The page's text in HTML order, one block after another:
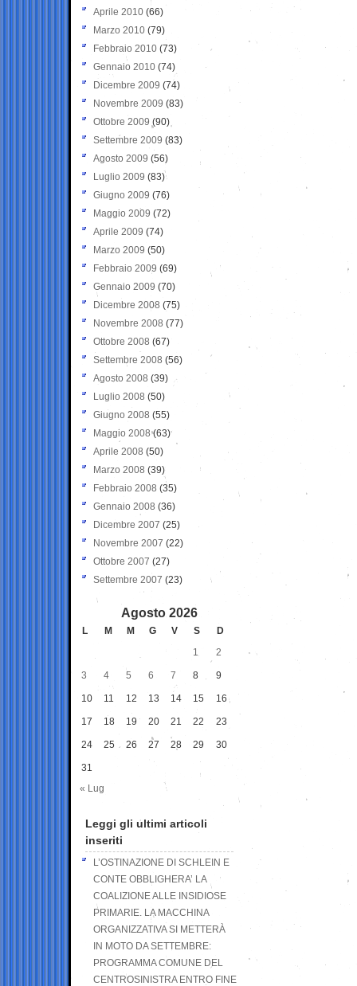
Aprile 2010 (66)
Marzo 2010 (79)
Febbraio 2010 (73)
Gennaio 2010 (74)
Dicembre 2009 (74)
Novembre 2009 (83)
Ottobre 2009 (90)
Settembre 2009 (83)
Agosto 2009 (56)
Luglio 2009 (83)
Giugno 2009 (76)
Maggio 2009 (72)
Aprile 2009 (74)
Marzo 2009 (50)
Febbraio 2009 (69)
Gennaio 2009 (70)
Dicembre 2008 (75)
Novembre 2008 (77)
Ottobre 2008 (67)
Settembre 2008 (56)
Agosto 2008 (39)
Luglio 2008 (50)
Giugno 2008 (55)
Maggio 2008(63)
Aprile 2008 (50)
Marzo 2008 (39)
Febbraio 2008 (35)
Gennaio 2008 (36)
Dicembre 2007 (25)
Novembre 2007 (22)
Ottobre 2007 (27)
Settembre 2007 (23)
Agosto 2026
L M M G V S
D
1
2
3 4 5 6 7 8 9
10 11 12 13 14 15 16
17 18 19 20 21 22 23
24 25 26 27 28 29 30
31
« Lug
Leggi gli ultimi articoli
inseriti
L’OSTINAZIONE DI SCHLEIN E
CONTE OBBLIGHERA’ LA
COALIZIONE ALLE INSIDIOSE
PRIMARIE. LA MACCHINA
ORGANIZZATIVA SI METTERÀ
IN MOTO DA SETTEMBRE:
PROGRAMMA COMUNE DEL
CENTROSINISTRA ENTRO FINE